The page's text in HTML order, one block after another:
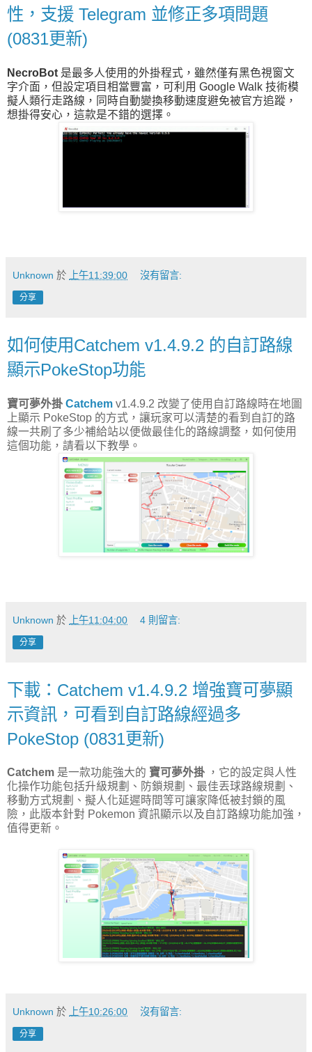
性，支援 Telegram 並修正多項問題
(0831更新)
NecroBot 是最多人使用的外掛程式，雖然僅有黑色視窗文
字介面，但設定項目相當豐富，可利用 Google Walk 技術模
擬人類行走路線，同時自動變換移動速度避免被官方追蹤，
想掛得安心，這款是不錯的選擇。
Unknown 於 上午11:39:00 沒有留言:
分享
如何使用Catchem v1.4.9.2 的自訂路線
顯示PokeStop功能
寶可夢外掛 Catchem v1.4.9.2 改變了使用自訂路線時在地圖
上顯示 PokeStop 的方式，讓玩家可以清楚的看到自訂的路
線一共刷了多少補給站以便做最佳化的路線調整，如何使用
這個功能，請看以下教學。
Unknown 於 上午11:04:00 4 則留言:
分享
下載：Catchem v1.4.9.2 增強寶可夢顯
示資訊，可看到自訂路線經過多
PokeStop (0831更新)
Catchem 是一款功能強大的 寶可夢外掛 ，它的設定與人性
化操作功能包括升級規劃、防鎖規劃、最佳丟球路線規劃、
移動方式規劃、擬人化延遲時間等可讓家降低被封鎖的風
險，此版本針對 Pokemon 資訊顯示以及自訂路線功能加強，
值得更新。
Unknown 於 上午10:26:00 沒有留言:
分享